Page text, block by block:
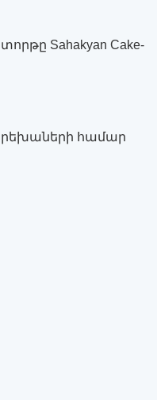
Sahakyan Cake-
համար